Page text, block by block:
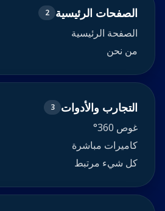
الصفحات الرئيسية 2
الصفحة الرئيسية
من نحن
التجارب والأدوات 3
غوص 360°
كاميرات مباشرة
كل شيء مرتبط